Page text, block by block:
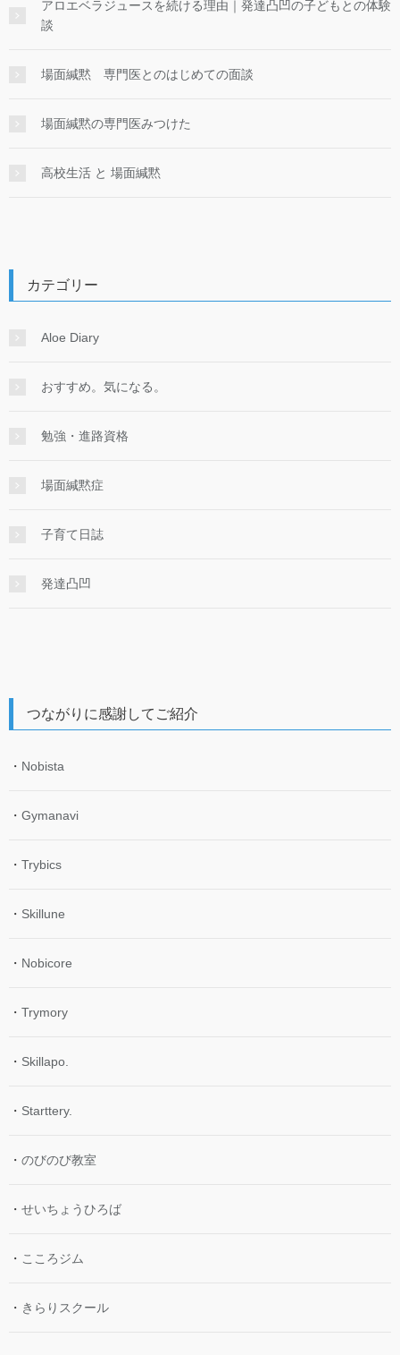
アロエベラジュースを続ける理由｜発達凸凹の子どもとの体験
談
場面緘黙 専門医とのはじめての面談
場面緘黙の専門医みつけた
高校生活 と 場面緘黙
カテゴリー
Aloe Diary
おすすめ。気になる。
勉強・進路資格
場面緘黙症
子育て日誌
発達凸凹
つながりに感謝してご紹介
・ Nobista
・ Gymanavi
・ Trybics
・ Skillune
・ Nobicore
・ Trymory
・ Skillapo.
・ Starttery.
・ のびのび教室
・ せいちょうひろば
・ こころジム
・ きらりスクール